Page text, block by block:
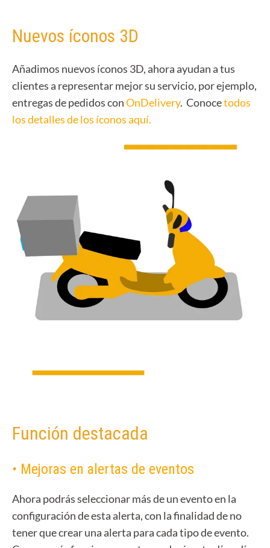
Nuevos íconos 3D
Añadimos nuevos íconos 3D, ahora ayudan a tus
clientes a representar mejor su servicio, por ejemplo,
entregas de pedidos conOnDelivery. Conocetodos
los detalles de los íconos aquí.
Función destacada
• Mejoras en alertas de eventos
Ahora podrás seleccionar más de un evento en la
configuración de esta alerta, con la finalidad de no
tener que crear una alerta para cada tipo de evento.